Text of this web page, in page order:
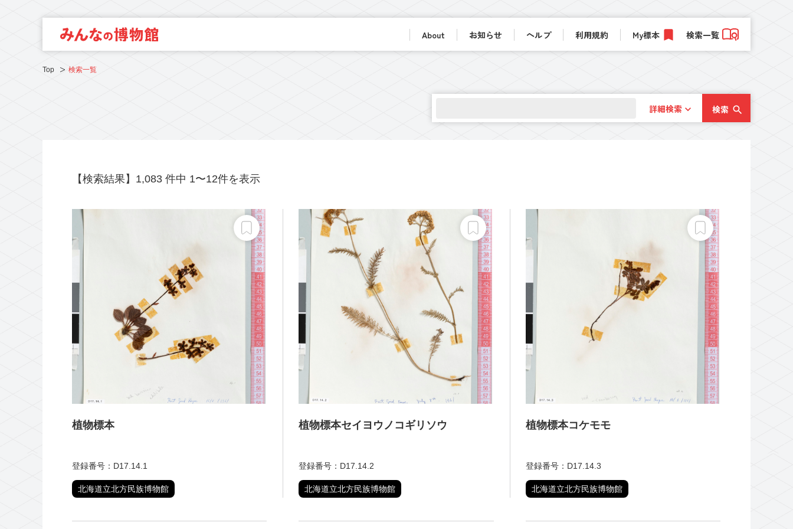
About お知らせ ヘルプ 利用規約 My標本 検索一覧
Top 検索一覧
詳細検索 検索
【検索結果】1,083 件中 1〜12件を表示
植物標本
登録番号：D17.14.1
北海道立北方民族博物館
植物標本セイヨウノコギリソウ
登録番号：D17.14.2
北海道立北方民族博物館
植物標本コケモモ
登録番号：D17.14.3
北海道立北方民族博物館